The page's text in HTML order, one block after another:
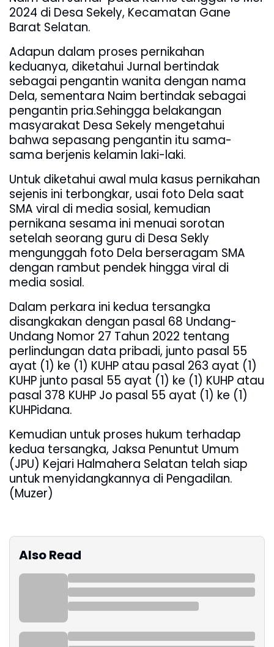
2024 di Desa Sekely, Kecamatan Gane
Barat Selatan.
Adapun dalam proses pernikahan
keduanya, diketahui Jurnal bertindak
sebagai pengantin wanita dengan nama
Dela, sementara Naim bertindak sebagai
pengantin pria.Sehingga belakangan
masyarakat Desa Sekely mengetahui
bahwa sepasang pengantin itu sama-
sama berjenis kelamin laki-laki.
Untuk diketahui awal mula kasus pernikahan
sejenis ini terbongkar, usai foto Dela saat
SMA viral di media sosial, kemudian
pernikana sesama ini menuai sorotan
setelah seorang guru di Desa Sekly
mengunggah foto Dela berseragam SMA
dengan rambut pendek hingga viral di
media sosial.
Dalam perkara ini kedua tersangka
disangkakan dengan pasal 68 Undang-
Undang Nomor 27 Tahun 2022 tentang
perlindungan data pribadi, junto pasal 55
ayat (1) ke (1) KUHP atau pasal 263 ayat (1)
KUHP junto pasal 55 ayat (1) ke (1) KUHP atau
pasal 378 KUHP Jo pasal 55 ayat (1) ke (1)
KUHPidana.
Kemudian untuk proses hukum terhadap
kedua tersangka, Jaksa Penuntut Umum
(JPU) Kejari Halmahera Selatan telah siap
untuk menyidangkannya di Pengadilan.
(Muzer)
Also Read